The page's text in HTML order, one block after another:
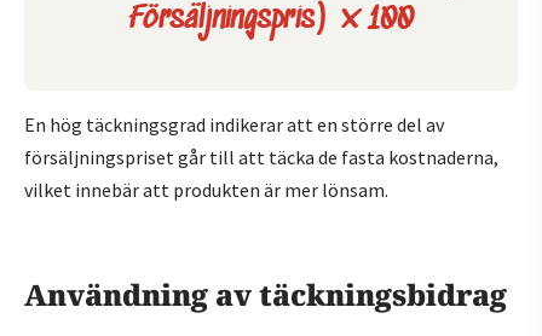
Försäljningspris) x 100
En hög täckningsgrad indikerar att en större del av
försäljningspriset går till att täcka de fasta kostnaderna,
vilket innebär att produkten är mer lönsam.
Användning av täckningsbidrag